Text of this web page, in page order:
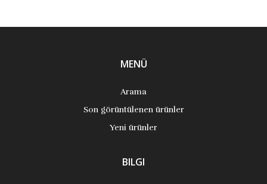
MENÜ
Arama
Son görüntülenen ürünler
Yeni ürünler
BILGI